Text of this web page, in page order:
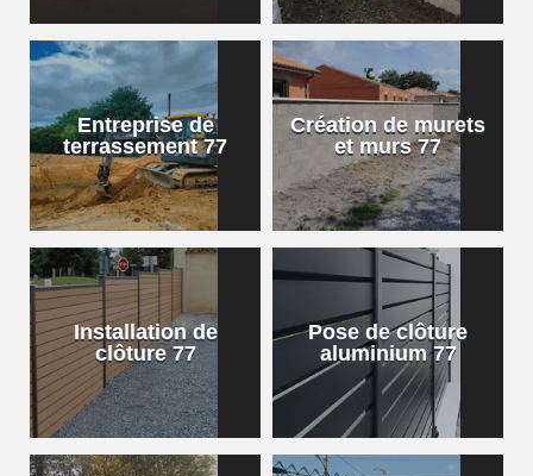
Entreprise de
terrassement 77
Création de murets
et murs 77
Installation de
clôture 77
Pose de clôture
aluminium 77